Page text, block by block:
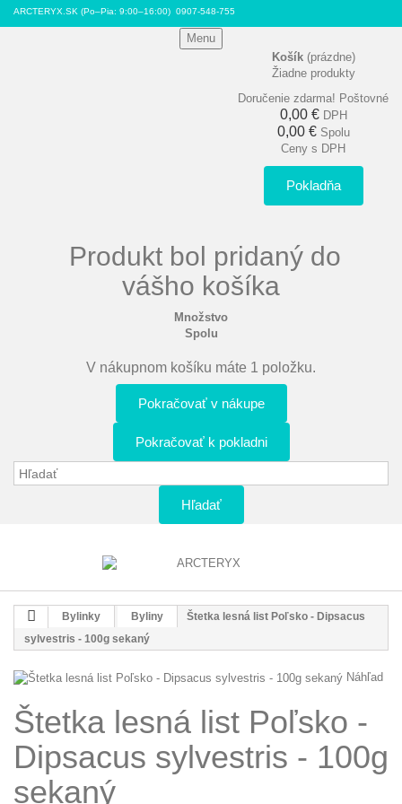
ARCTERYX.SK (Po–Pia: 9:00–16:00) 0907-548-755
Menu
Košík (prázdne)
Žiadne produkty
Doručenie zdarma! Poštovné
0,00 € DPH
0,00 € Spolu
Ceny s DPH
Pokladňa
Produkt bol pridaný do
vášho košíka
Množstvo
Spolu
V nákupnom košíku máte 1 položku.
Pokračovať v nákupe
Pokračovať k pokladni
Hľadať
Bylinky Byliny
Štetka lesná list Poľsko - Dipsacus
sylvestris - 100g sekaný
Náhľad
Štetka lesná list Poľsko -
Dipsacus sylvestris - 100g
sekaný